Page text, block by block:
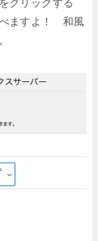
クリックする
ますよ！ 和風